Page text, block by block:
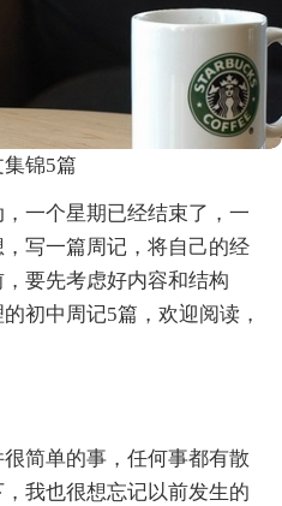
集锦5篇
一个星期已经结束了，一
写一篇周记，将自己的经
要先考虑好内容和结构
初中周记5篇，欢迎阅读，
简单的事，任何事都有散
我也很想忘记以前发生的